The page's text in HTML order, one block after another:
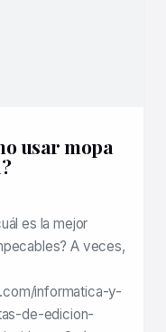
usar mopa
es la mejor
A veces,
informatica-y-
de-edicion-